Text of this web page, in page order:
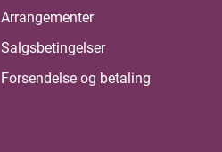
Arrangementer
Salgsbetingelser
Forsendelse og betaling